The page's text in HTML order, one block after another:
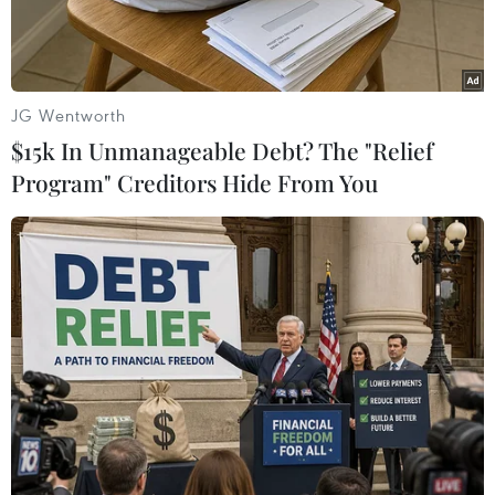
nhân.
Ảnh minh họa: Vietnam+
Viện Kiểm sát nhân dân thành phố Hà Nội đã
hoàn tất cáo trạng và chuyển hồ sơ sang Tòa án
nhân dân thành phố Hà Nội xem xét, đưa ra xét
JG Wentworth
$15k In Unmanageable Debt? The "Relief
Program" Creditors Hide From You